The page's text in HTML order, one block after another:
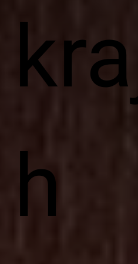
h